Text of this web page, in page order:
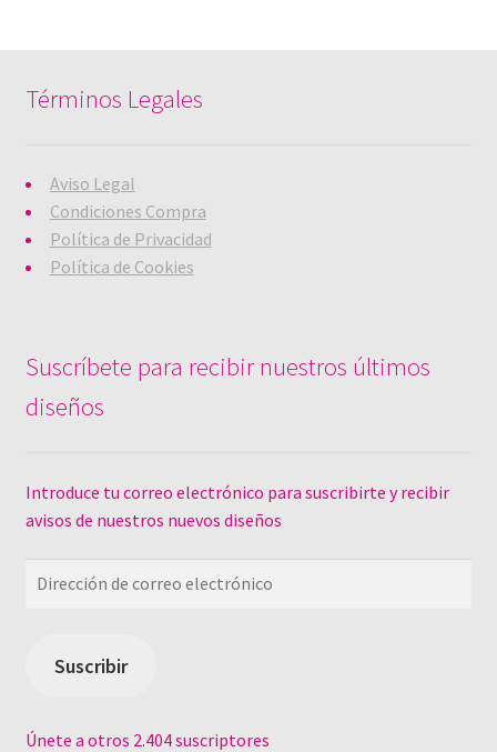
Términos Legales
Aviso Legal
Condiciones Compra
Política de Privacidad
Política de Cookies
Suscríbete para recibir nuestros últimos
diseños
Introduce tu correo electrónico para suscribirte y recibir
avisos de nuestros nuevos diseños
Dirección
electrónico
Suscribir
Únete a otros 2.404 suscriptores